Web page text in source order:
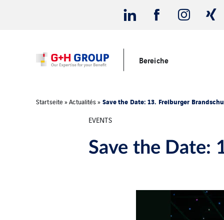
Bereiche
Startseite »Actualités» Save the Date: 13. Freiburger
EVENTS
Save the Date: